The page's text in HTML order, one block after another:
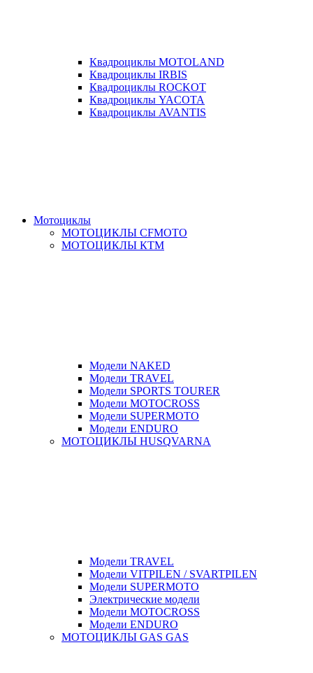
Квадроциклы MOTOLAND
Квадроциклы IRBIS
Квадроциклы ROCKOT
Квадроциклы YACOTA
Квадроциклы AVANTIS
Мотоциклы
МОТОЦИКЛЫ CFMOTO
МОТОЦИКЛЫ КТМ
Модели NAKED
Модели TRAVEL
Модели SPORTS TOURER
Модели MOTOCROSS
Модели SUPERMOTO
Модели ENDURO
МОТОЦИКЛЫ HUSQVARNA
Модели TRAVEL
Модели VITPILEN / SVARTPILEN
Модели SUPERMOTO
Электрические модели
Модели MOTOCROSS
Модели ENDURO
МОТОЦИКЛЫ GAS GAS